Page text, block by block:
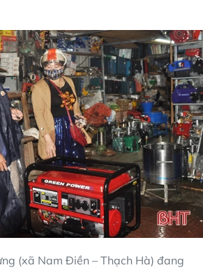
(xã Nam Điền – Thạch Hà) đang